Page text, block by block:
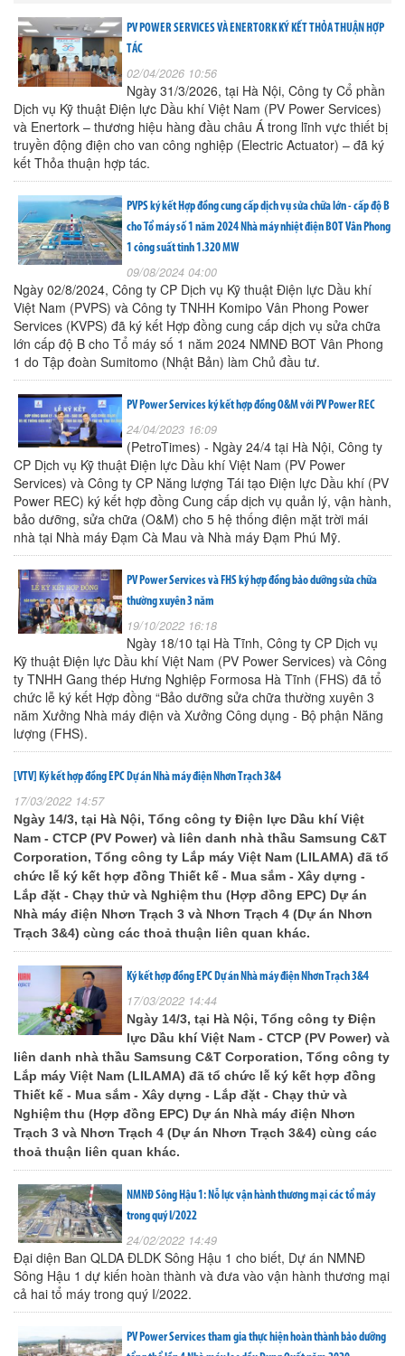
PV POWER SERVICES VÀ ENERTORK KÝ KẾT THỎA THUẬN HỢP
TÁC
02/04/2026 10:56
Ngày 31/3/2026, tại Hà Nội, Công ty Cổ phần
Dịch vụ Kỹ thuật Điện lực Dầu khí Việt Nam (PV Power Services)
và Enertork – thương hiệu hàng đầu châu Á trong lĩnh vực thiết bị
truyền động điện cho van công nghiệp (Electric Actuator) – đã ký
kết Thỏa thuận hợp tác.
PVPS ký kết Hợp đồng cung cấp dịch vụ sửa chữa lớn - cấp độ B
cho Tổ máy số 1 năm 2024 Nhà máy nhiệt điện BOT Vân Phong
1 công suất tinh 1.320 MW
09/08/2024 04:00
Ngày 02/8/2024, Công ty CP Dịch vụ Kỹ thuật Điện lực Dầu khí
Việt Nam (PVPS) và Công ty TNHH Komipo Vân Phong Power
Services (KVPS) đã ký kết Hợp đồng cung cấp dịch vụ sửa chữa
lớn cấp độ B cho Tổ máy số 1 năm 2024 NMNĐ BOT Vân Phong
1 do Tập đoàn Sumitomo (Nhật Bản) làm Chủ đầu tư.
PV Power Services ký kết hợp đồng O&M với PV Power REC
24/04/2023 16:09
(PetroTimes) - Ngày 24/4 tại Hà Nội, Công ty
CP Dịch vụ Kỹ thuật Điện lực Dầu khí Việt Nam (PV Power
Services) và Công ty CP Năng lượng Tái tạo Điện lực Dầu khí (PV
Power REC) ký kết hợp đồng Cung cấp dịch vụ quản lý, vận hành,
bảo dưỡng, sửa chữa (O&M) cho 5 hệ thống điện mặt trời mái
nhà tại Nhà máy Đạm Cà Mau và Nhà máy Đạm Phú Mỹ.
PV Power Services và FHS ký hợp đồng bảo dưỡng sửa chữa
thường xuyên 3 năm
19/10/2022 16:18
Ngày 18/10 tại Hà Tĩnh, Công ty CP Dịch vụ
Kỹ thuật Điện lực Dầu khí Việt Nam (PV Power Services) và Công
ty TNHH Gang thép Hưng Nghiệp Formosa Hà Tĩnh (FHS) đã tổ
chức lễ ký kết Hợp đồng “Bảo dưỡng sửa chữa thường xuyên 3
năm Xưởng Nhà máy điện và Xưởng Công dụng - Bộ phận Năng
lượng (FHS).
[VTV] Ký kết hợp đồng EPC Dự án Nhà máy điện Nhơn Trạch 3&4
17/03/2022 14:57
Ngày 14/3, tại Hà Nội, Tổng công ty Điện lực Dầu khí Việt
Nam - CTCP (PV Power) và liên danh nhà thầu Samsung C&T
Corporation, Tổng công ty Lắp máy Việt Nam (LILAMA) đã tổ
chức lễ ký kết hợp đồng Thiết kế - Mua sắm - Xây dựng -
Lắp đặt - Chạy thử và Nghiệm thu (Hợp đồng EPC) Dự án
Nhà máy điện Nhơn Trạch 3 và Nhơn Trạch 4 (Dự án Nhơn
Trạch 3&4) cùng các thoả thuận liên quan khác.
Ký kết hợp đồng EPC Dự án Nhà máy điện Nhơn Trạch 3&4
17/03/2022 14:44
Ngày 14/3, tại Hà Nội, Tổng công ty Điện
lực Dầu khí Việt Nam - CTCP (PV Power) và
liên danh nhà thầu Samsung C&T Corporation, Tổng công ty
Lắp máy Việt Nam (LILAMA) đã tổ chức lễ ký kết hợp đồng
Thiết kế - Mua sắm - Xây dựng - Lắp đặt - Chạy thử và
Nghiệm thu (Hợp đồng EPC) Dự án Nhà máy điện Nhơn
Trạch 3 và Nhơn Trạch 4 (Dự án Nhơn Trạch 3&4) cùng các
thoả thuận liên quan khác.
NMNĐ Sông Hậu 1: Nỗ lực vận hành thương mại các tổ máy
trong quý I/2022
24/02/2022 14:49
Đại diện Ban QLDA ĐLDK Sông Hậu 1 cho biết, Dự án NMNĐ
Sông Hậu 1 dự kiến hoàn thành và đưa vào vận hành thương mại
cả hai tổ máy trong quý I/2022.
PV Power Services tham gia thực hiện hoàn thành bảo dưỡng